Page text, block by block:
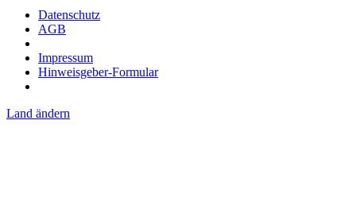
Datenschutz
AGB
Impressum
Hinweisgeber-Formular
Land ändern